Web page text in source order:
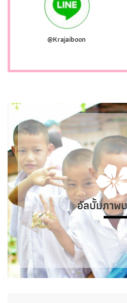
@Krajaiboon
อัลบั้มภาพ